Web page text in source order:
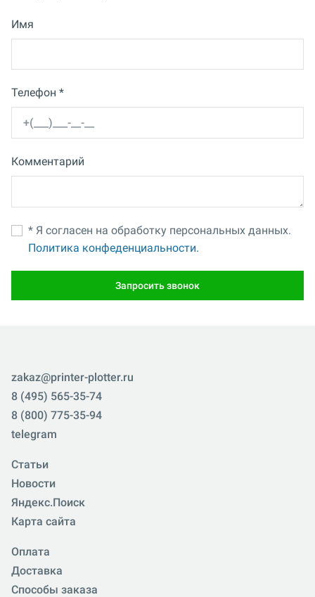
Имя
Телефон *
Комментарий
* Я согласен на обработку персональных данных.
Политика конфеденциальности.
Запросить звонок
zakaz@printer-plotter.ru
8 (495) 565-35-74
8 (800) 775-35-94
telegram
Статьи
Новости
Яндекс.Поиск
Карта сайта
Оплата
Доставка
Способы заказа